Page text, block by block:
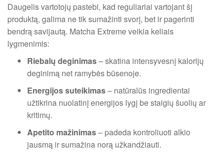
Daugelis vartotojų pastebi, kad reguliariai vartojant šį
produktą, galima ne tik sumažinti svorį, bet ir pagerinti
bendrą savijautą. Matcha Extreme veikia keliais
lygmenimis:
Riebalų deginimas– skatina intensyvesnį kalorijų
deginimą net ramybės būsenoje.
Energijos suteikimas– natūralūs ingredientai
užtikrina nuolatinį energijos lygį be staigių šuolių ar
kritimų.
Apetito mažinimas– padeda kontroliuoti alkio
jausmą ir sumažina norą užkandžiauti.